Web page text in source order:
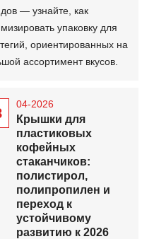
— узнайте, как
упаковку для
ориентированных на
ассортимент вкусов.
04-2026
Крышки для
пластиковых
кофейных
стаканчиков:
полистирол,
полипропилен и
переход к
устойчивому
развитию к 2026